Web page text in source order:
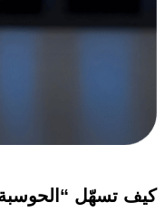
كيف تسهّل “الحوسبة